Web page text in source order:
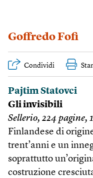
Goffredo Fofi
Condividi
Pajtim Statovci
Gli invisibili
Sellerio, 224 pagine,
Finlandese di
trent’anni e un
soprattutto
costruzione